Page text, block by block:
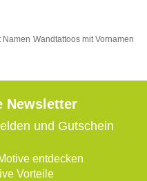
Namen Wandtattoos mit Vornamen
Newsletter
und Gutschein
entdecken
Vorteile